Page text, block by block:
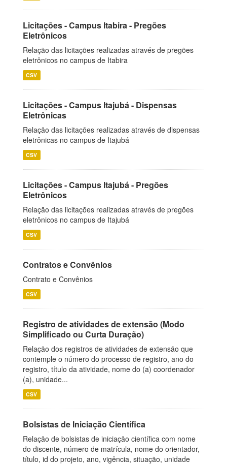
Licitações - Campus Itabira - Pregões
Eletrônicos
Relação das licitações realizadas através de pregões
eletrônicos no campus de Itabira
CSV
Licitações - Campus Itajubá - Dispensas
Eletrônicas
Relação das licitações realizadas através de dispensas
eletrônicas no campus de Itajubá
CSV
Licitações - Campus Itajubá - Pregões
Eletrônicos
Relação das licitações realizadas através de pregões
eletrônicos no campus de Itajubá
CSV
Contratos e Convênios
Contrato e Convênios
CSV
Registro de atividades de extensão (Modo
Simplificado ou Curta Duração)
Relação dos registros de atividades de extensão que
contemple o número do processo de registro, ano do
registro, título da atividade, nome do (a) coordenador
(a), unidade...
CSV
Bolsistas de Iniciação Científica
Relação de bolsistas de iniciação científica com nome
do discente, número de matrícula, nome do orientador,
título, id do projeto, ano, vigência, situação, unidade